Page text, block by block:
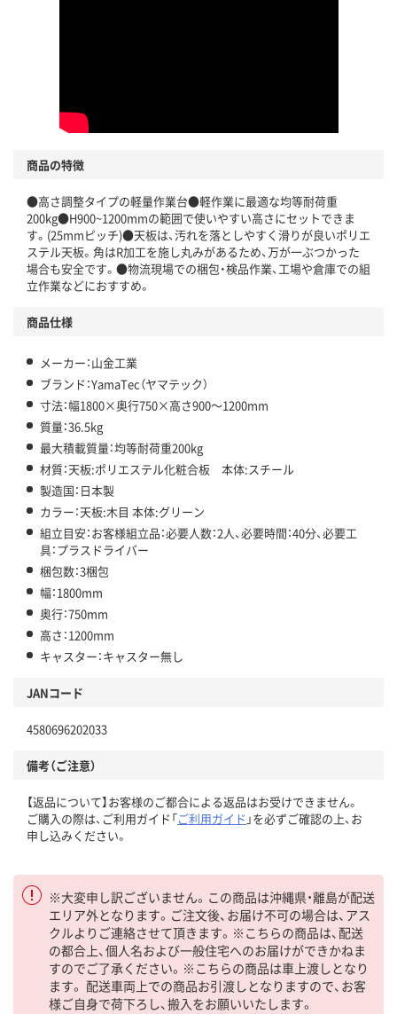
商品の特徴
●高さ調整タイプの軽量作業台●軽作業に最適な均等耐荷重
200kg●H900~1200mmの範囲で使いやすい高さにセットできま
す。(25mmピッチ)●天板は、汚れを落としやすく滑りが良いポリエ
ステル天板。角はR加工を施し丸みがあるため、万が一ぶつかった
場合も安全です。●物流現場での梱包・検品作業、工場や倉庫での組
立作業などにおすすめ。
商品仕様
メーカー：山金工業
ブランド：YamaTec（ヤマテック）
寸法：幅1800×奥行750×高さ900～1200mm
質量：36.5kg
最大積載質量：均等耐荷重200kg
材質：天板:ポリエステル化粧合板 本体:スチール
製造国：日本製
カラー：天板:木目 本体:グリーン
組立目安：お客様組立品：必要人数：2人、必要時間：40分、必要工
具：プラスドライバー
梱包数：3梱包
幅：1800mm
奥行：750mm
高さ：1200mm
キャスター：キャスター無し
JANコード
4580696202033
備考（ご注意）
【返品について】お客様のご都合による返品はお受けできません。
ご購入の際は、ご利用ガイド「ご利用ガイド 」を必ずご確認の上、お
申し込みください。
※大変申し訳ございません。この商品は沖縄県・離島が配送
エリア外となります。ご注文後、お届け不可の場合は、アス
クルよりご連絡させて頂きます。※こちらの商品は、配送
の都合上、個人名および一般住宅へのお届けができかねま
すのでご了承ください。※こちらの商品は車上渡しとなり
ます。 配送車両上での商品お引渡しとなりますので、お客
様ご自身で荷下ろし、搬入をお願いいたします。